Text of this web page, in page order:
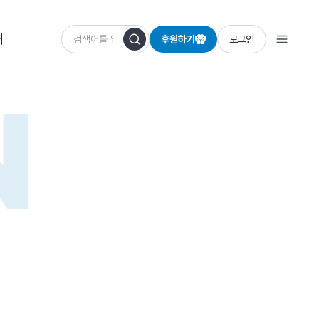
후원하기 로그인